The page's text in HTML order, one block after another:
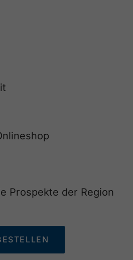
Prospekte der Region